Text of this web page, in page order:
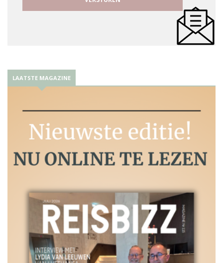
LAATSTE MAGAZINE